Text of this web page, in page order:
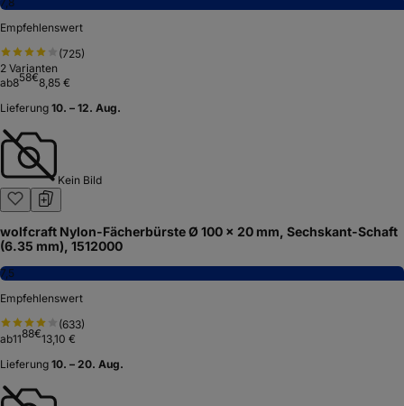
Empfehlenswert
(725)
2 Varianten
ab858€8,85 €
Lieferung 10. – 12. Aug.
Kein Bild
wolfcraft Nylon-Fächerbürste Ø 100 x 20 mm, Sechskant-Schaft
(6.35 mm), 1512000
7,5
Empfehlenswert
(633)
ab1188€13,10 €
Lieferung 10. – 20. Aug.